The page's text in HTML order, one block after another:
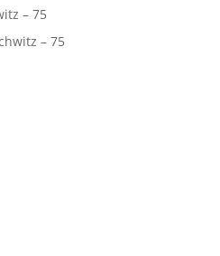
– 75
– 75